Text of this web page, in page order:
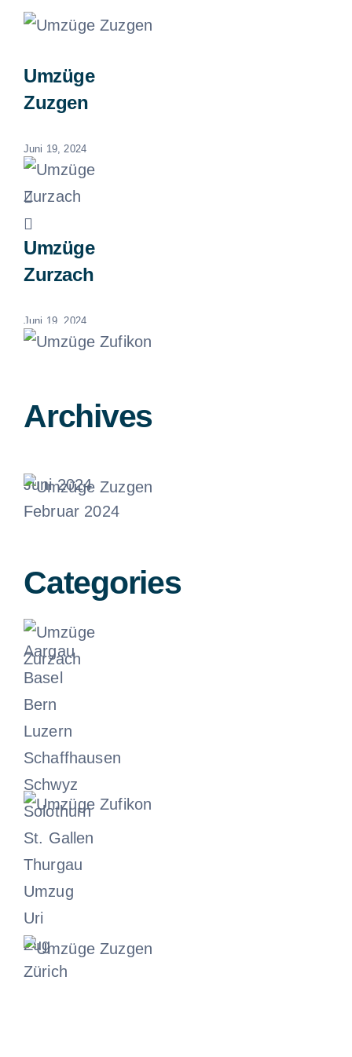
Umzüge
Zuzgen
Juni 19, 2024
Umzüge
Zurzach
Juni 19, 2024
Zufikon
Umzüge
Zurzach
Juni 19, 2024
Umzüge
Zufikon
Archives
Juni 2024
Februar 2024
Categories
Aargau
Basel
Bern
Luzern
Schaffhausen
Schwyz
Solothurn
St. Gallen
Thurgau
Umzug
Uri
Zug
Zürich